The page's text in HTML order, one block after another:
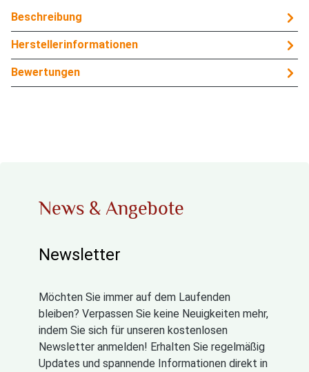
Beschreibung
Herstellerinformationen
Bewertungen
News & Angebote
Newsletter
Möchten Sie immer auf dem Laufenden
bleiben? Verpassen Sie keine Neuigkeiten mehr,
indem Sie sich für unseren kostenlosen
Newsletter anmelden! Erhalten Sie regelmäßig
Updates und spannende Informationen direkt in